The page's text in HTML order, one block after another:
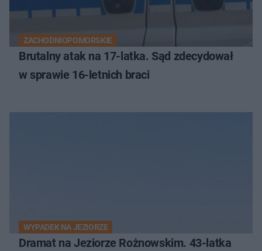
ZACHODNIOPOMORSKIE
Brutalny atak na 17-latka. Sąd zdecydował
w sprawie 16-letnich braci
WYPADEK NA JEZIORZE
Dramat na Jeziorze Rożnowskim. 43-latka